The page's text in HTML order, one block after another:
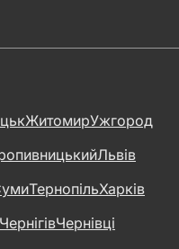
ЖитомирУжгород
Львів
ТернопільХарків
ЧернігівЧернівці